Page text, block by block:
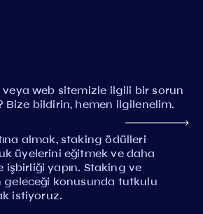
veya web sitemizle ilgili bir sorun
Bize bildirin, hemen ilgilenelim.
almak, staking ödülleri
üyelerini eğitmek ve daha
işbirliği yapın. Staking ve
geleceği konusunda tutkulu
istiyoruz.